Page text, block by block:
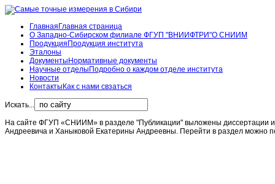
Главная Главная страница
О Западно-Сибирском филиале ФГУП "ВНИИФТРИ"О СНИИМ
Продукция Продукция института
Эталоны
Документы Нормативные документы
Научные отделы Подробно о каждом отделе института
Новости
Контакты Как с нами свзаться
Искать...
На сайте ФГУП «СНИИМ» в разделе "Публикации" выложены
Андреевича и Ханыковой Екатерины Андреевны. Перейти в раздел можно